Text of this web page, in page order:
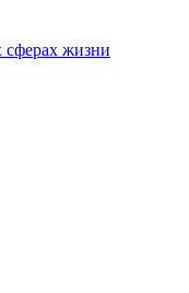
сферах жизни